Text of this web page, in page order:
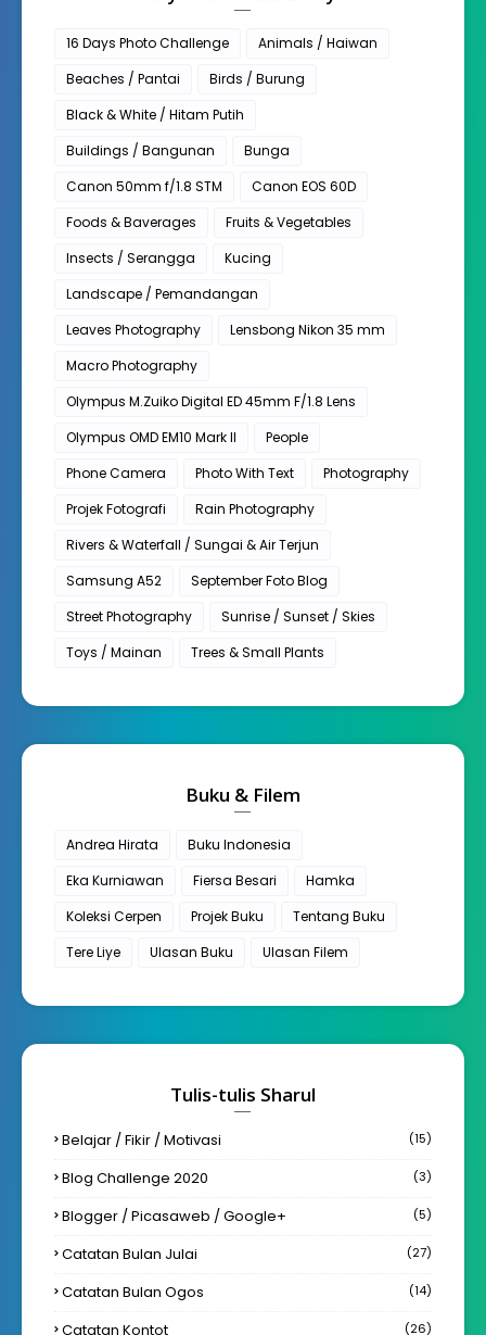
16 Days Photo Challenge
Animals / Haiwan
Beaches / Pantai
Birds / Burung
Black & White / Hitam Putih
Buildings / Bangunan
Bunga
Canon 50mm f/1.8 STM
Canon EOS 60D
Foods & Baverages
Fruits & Vegetables
Insects / Serangga
Kucing
Landscape / Pemandangan
Leaves Photography
Lensbong Nikon 35 mm
Macro Photography
Olympus M.Zuiko Digital ED 45mm F/1.8 Lens
Olympus OMD EM10 Mark II
People
Phone Camera
Photo With Text
Photography
Projek Fotografi
Rain Photography
Rivers & Waterfall / Sungai & Air Terjun
Samsung A52
September Foto Blog
Street Photography
Sunrise / Sunset / Skies
Toys / Mainan
Trees & Small Plants
Buku & Filem
Andrea Hirata
Buku Indonesia
Eka Kurniawan
Fiersa Besari
Hamka
Koleksi Cerpen
Projek Buku
Tentang Buku
Tere Liye
Ulasan Buku Ulasan Filem
Tulis-tulis Sharul
Belajar / Fikir / Motivasi (15)
Blog Challenge 2020 (3)
Blogger / Picasaweb / Google+ (5)
Catatan Bulan Julai (27)
Catatan Bulan Ogos (14)
Catatan Kontot (26)